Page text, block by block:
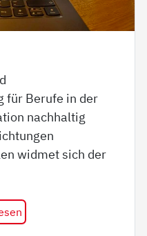
für Berufe in der
nachhaltig
widmet sich der